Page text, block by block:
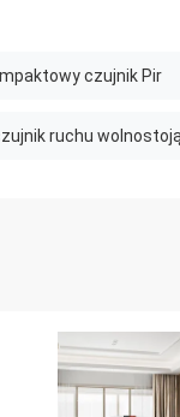
czujnik Pir
ruchu